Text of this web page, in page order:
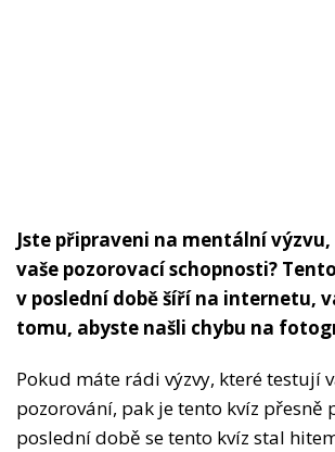
Jste připraveni na mentální
vaše pozorovací schopnosti?
v poslední době šíří na internetu,
tomu, abyste našli chybu na
Pokud máte rádi výzvy, které testují
pozorování, pak je tento kvíz přesně
poslední době se tento kvíz stal